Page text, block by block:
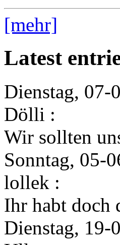
[mehr]
Latest
Dienstag, 07-
Dölli :
Wir sollten
Sonntag, 05-
lollek :
Ihr habt doch
Dienstag, 19-